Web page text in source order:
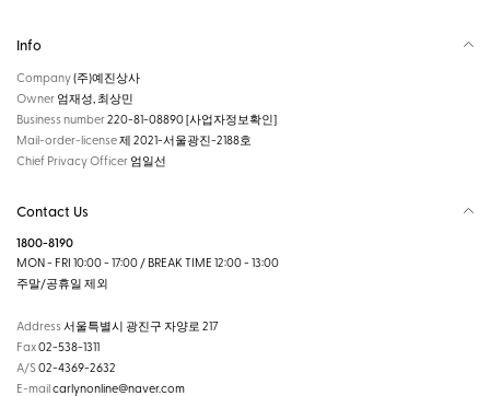
Info
Company(주)예진상사
Owner 엄재성, 최상민
Business number220-81-08890[사업자정보확인]
Mail-order-license제 2021-서울광진-2188호
Chief Privacy Officer 엄일선
Contact Us
1800-8190
MON - FRI 10:00 - 17:00 / BREAK TIME 12:00 - 13:00
주말/공휴일 제외
Address서울특별시 광진구 자양로 217
Fax02-538-1311
A/S02-4369-2632
E-mailcarlynonline@naver.com